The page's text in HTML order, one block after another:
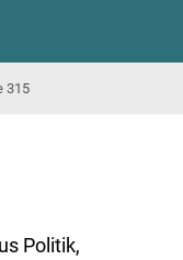
315
Politik,